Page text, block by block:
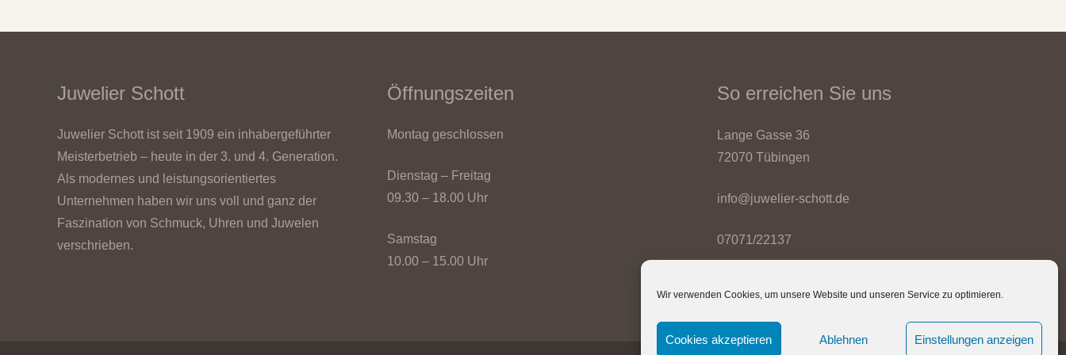
Wir verwenden Cookies, um unsere Website und unseren Service zu optimieren.
Cookies akzeptieren Ablehnen Einstellungen anzeigen
Juwelier Schott
Juwelier Schott ist seit 1909 ein inhabergeführter
Meisterbetrieb – heute in der 3. und 4. Generation.
Als modernes und leistungsorientiertes
Unternehmen haben wir uns voll und ganz der
Faszination von Schmuck, Uhren und Juwelen
verschrieben.
Öffnungszeiten
Montag geschlossen
Dienstag – Freitag
09.30 – 18.00 Uhr
Samstag
10.00 – 15.00 Uhr
So erreichen Sie uns
Lange Gasse 36
72070 Tübingen
info@juwelier-schott.de
07071/22137